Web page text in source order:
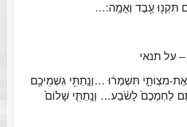
תִּקְנ֖וּ עֶ֥בֶד וְאָמָֽה:…
על תנאי
מִצְוֹתַ֣י תִּשְׁמְר֔וּ …וְנָֽתַתִּ֥י גִשְׁמֵיכֶ֖ם
לַחְמְכֶם֙ לָשֹׂ֔בַע… וְנָֽתַתִּ֤י שָׁלוֹם֙